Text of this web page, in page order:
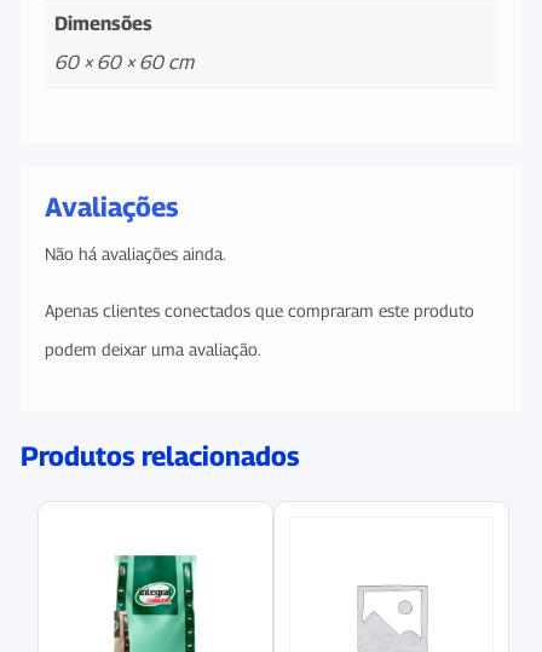
Dimensões
60 × 60 × 60 cm
Avaliações
Não há avaliações ainda.
Apenas clientes conectados que compraram este produto
podem deixar uma avaliação.
Produtos relacionados